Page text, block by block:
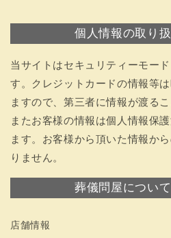
個人情報の取り
当サイトはセキュリティーモー
す。クレジットカードの情報等
ますので、第三者に情報が渡る
またお客様の情報は個人情報保
ます。お客様から頂いた情報か
りません。
葬儀問屋につい
店舗情報